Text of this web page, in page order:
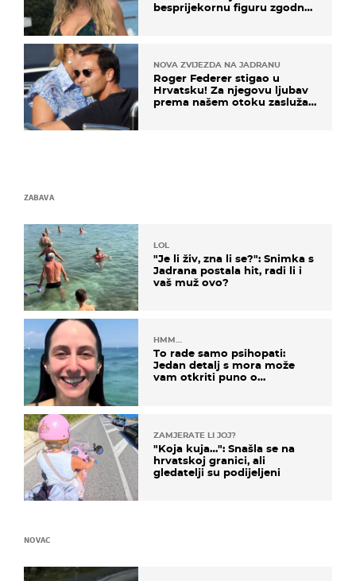
besprijekornu figuru zgodne
NOVA ZVIJEZDA NA JADRANU
Roger Federer stigao u
Hrvatsku! Za njegovu ljubav
prema našem otoku zaslužan
ZABAVA
LOL
"Je li živ, zna li se?": Snimka s
Jadrana postala hit, radi li i
vaš muž ovo?
HMM…
To rade samo psihopati:
Jedan detalj s mora može
vam otkriti puno o
ZAMJERATE LI JOJ?
"Koja kuja…": Snašla se na
hrvatskoj granici, ali
gledatelji su podijeljeni
NOVAC